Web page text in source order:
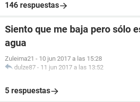
146 respuestas
Siento que me baja pero sólo
agua
Zuleima21 - 10 jun 2017 a las 15:28
dulze87 - 11 jun 2017 a las 13:52
5 respuestas